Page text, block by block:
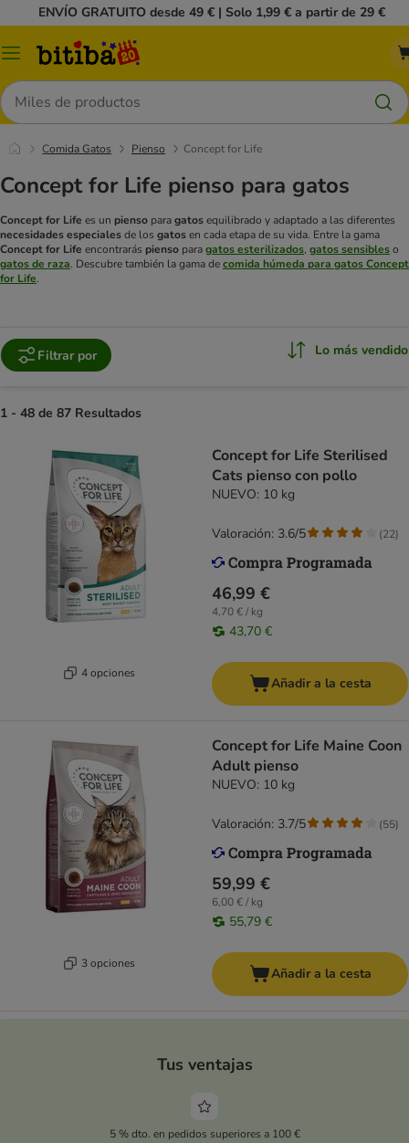
ENVÍO GRATUITO desde 49 € | Solo 1,99 € a partir de 29 €
Menú
Buscar
Comida Gatos Pienso Concept for Life
Concept for Life pienso para gatos
Concept for Life es un pienso paragatosequilibrado y adaptado a las diferentes
necesidades especialesde los gatosen cada etapa de su vida. Entre la gama
Concept for Life encontrarás pienso paragatos esterilizados, gatos sensibleso
gatos de raza. Descubre también la gama decomida húmeda para gatos Concept
for Life.
Filtrar por Lo más vendido
1 - 48 de 87 Resultados
4 opciones
Concept for Life Sterilised
Cats pienso con pollo
NUEVO: 10 kg
46,99 €
4,70 € / kg
43,70 €
Valoración: 3.6/5 (22)
Añadir a la cesta
3 opciones
Concept for Life Maine Coon
Adult pienso
NUEVO: 10 kg
59,99 €
6,00 € / kg
55,79 €
Valoración: 3.7/5 (55)
Añadir a la cesta
Tus ventajas
5 % dto. en pedidos superiores a 100 €